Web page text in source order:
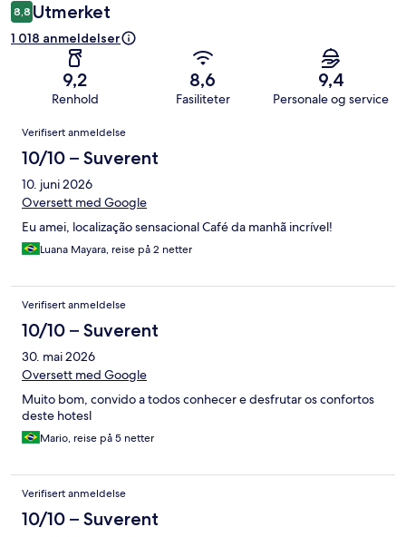
8,8 Utmerket
1 018 anmeldelser
9,2
Renhold
8,6
Fasiliteter
9,4
Personale og service
Anmeldelser
Verifisert anmeldelse
10/10 – Suverent
10. juni 2026
Oversett med Google
Eu amei, localização sensacional Café da manhã incrível!
Luana Mayara, reise på 2 netter
Verifisert anmeldelse
10/10 – Suverent
30. mai 2026
Oversett med Google
Muito bom, convido a todos conhecer e desfrutar os confortos
deste hotesl
Mario, reise på 5 netter
Verifisert anmeldelse
10/10 – Suverent